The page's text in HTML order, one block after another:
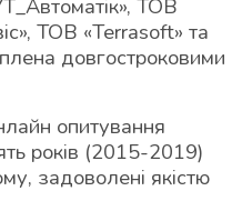
ТОВ
ТОВ «Terrasoft» та
довгостроковими
опитування
років (2015-2019)
задоволені якістю